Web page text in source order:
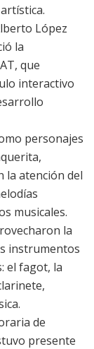
López
la
que
interactivo
personajes
la atención del
musicales.
la
instrumentos
el fagot, la
de
presente